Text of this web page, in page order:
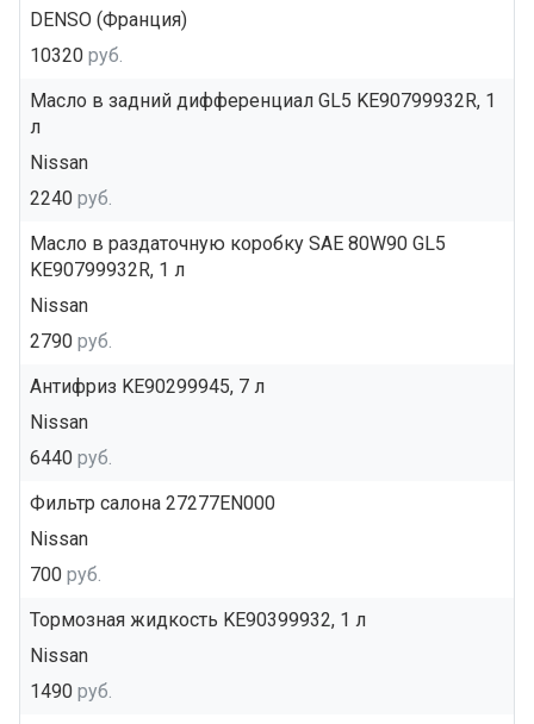
DENSO (Франция)
10320 руб.
Масло в задний дифференциал GL5 KE90799932R, 1
л
Nissan
2240 руб.
Масло в раздаточную коробку SAE 80W90 GL5
KE90799932R, 1 л
Nissan
2790 руб.
Антифриз KE90299945, 7 л
Nissan
6440 руб.
Фильтр салона 27277EN000
Nissan
700 руб.
Тормозная жидкость KE90399932, 1 л
Nissan
1490 руб.